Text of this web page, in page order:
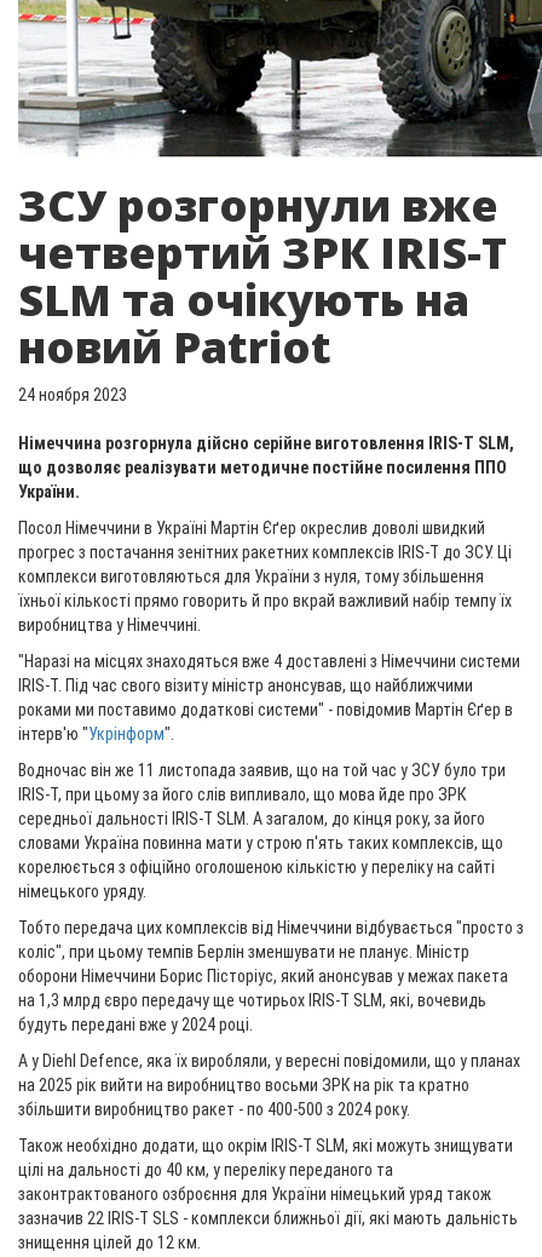
ЗСУ розгорнули вже
четвертий ЗРК IRIS-T
SLM та очікують на
новий Patriot
24 ноября 2023
Німеччина розгорнула дійсно серійне виготовлення IRIS-T SLM,
що дозволяє реалізувати методичне постійне посилення ППО
України.
Посол Німеччини в Україні Мартін Єґер окреслив доволі швидкий
прогрес з постачання зенітних ракетних комплексів IRIS-T до ЗСУ. Ці
комплекси виготовляються для України з нуля, тому збільшення
їхньої кількості прямо говорить й про вкрай важливий набір темпу їх
виробництва у Німеччині.
"Наразі на місцях знаходяться вже 4 доставлені з Німеччини системи
IRIS-T. Під час свого візиту міністр анонсував, що найближчими
роками ми поставимо додаткові системи" - повідомив Мартін Єґер в
інтерв'ю "Укрінформ".
Водночас він же 11 листопада заявив, що на той час у ЗСУ було три
IRIS-T, при цьому за його слів випливало, що мова йде про ЗРК
середньої дальності IRIS-T SLM. А загалом, до кінця року, за його
словами Україна повинна мати у строю п'ять таких комплексів, що
корелюється з офіційно оголошеною кількістю у переліку на сайті
німецького уряду.
Тобто передача цих комплексів від Німеччини відбувається "просто з
коліс", при цьому темпів Берлін зменшувати не планує. Міністр
оборони Німеччини Борис Пісторіус, який анонсував у межах пакета
на 1,3 млрд євро передачу ще чотирьох IRIS-T SLM, які, вочевидь
будуть передані вже у 2024 році.
А у Diehl Defence, яка їх виробляли, у вересні повідомили, що у планах
на 2025 рік вийти на виробництво восьми ЗРК на рік та кратно
збільшити виробництво ракет - по 400-500 з 2024 року.
Також необхідно додати, що окрім IRIS-T SLM, які можуть знищувати
цілі на дальності до 40 км, у переліку переданого та
законтрактованого озброєння для України німецький уряд також
зазначив 22 IRIS-T SLS - комплекси ближньої дії, які мають дальність
знищення цілей до 12 км.